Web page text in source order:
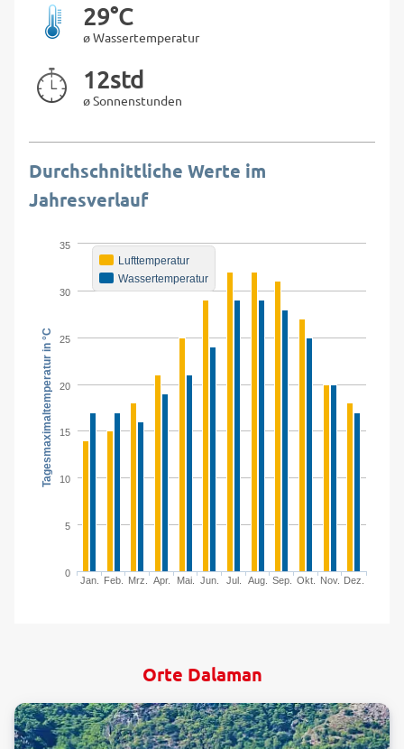
29°C
ø Wassertemperatur
12std
ø Sonnenstunden
Durchschnittliche Werte im
Jahresverlauf
Tagesmaximaltemperatur in °C
Lufttemperatur
Wassertemperatur
Jan. Feb. Mrz. Apr. Mai. Jun. Jul. Aug. Sep. Okt. Nov. Dez.
0
5
10
15
20
25
30
35
Orte Dalaman